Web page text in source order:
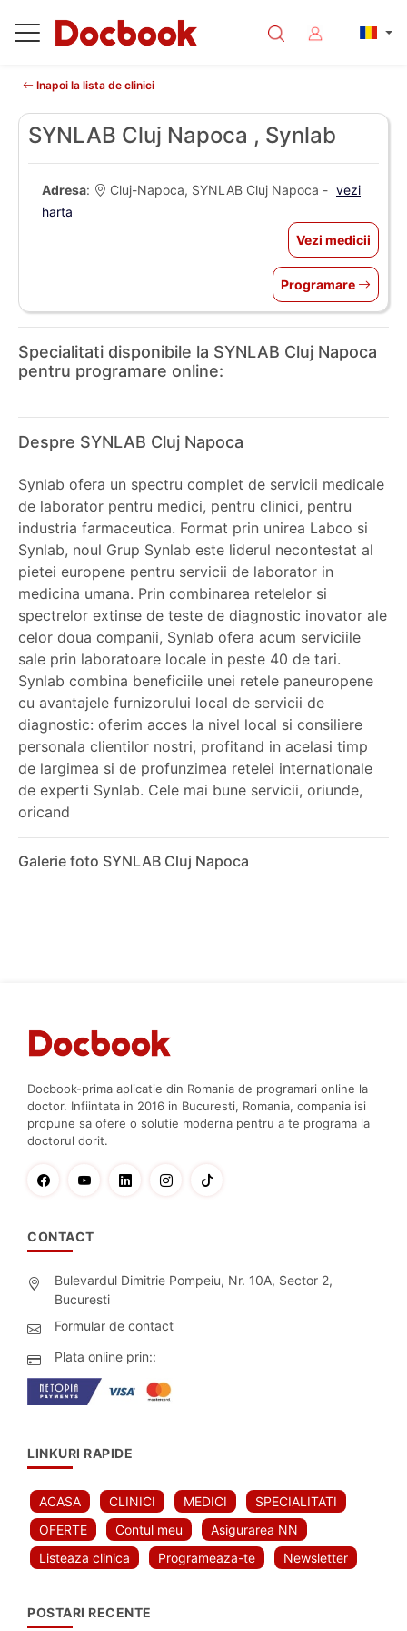
Inapoi la lista de clinici
SYNLAB Cluj Napoca , Synlab
Adresa: Cluj-Napoca, SYNLAB Cluj Napoca - vezi
harta
Vezi medicii
Programare
Specialitati disponibile la SYNLAB Cluj Napoca
pentru programare online:
Despre SYNLAB Cluj Napoca
Synlab ofera un spectru complet de servicii medicale
de laborator pentru medici, pentru clinici, pentru
industria farmaceutica. Format prin unirea Labco si
Synlab, noul Grup Synlab este liderul necontestat al
pietei europene pentru servicii de laborator in
medicina umana. Prin combinarea retelelor si
spectrelor extinse de teste de diagnostic inovator ale
celor doua companii, Synlab ofera acum serviciile
sale prin laboratoare locale in peste 40 de tari.
Synlab combina beneficiile unei retele paneuropene
cu avantajele furnizorului local de servicii de
diagnostic: oferim acces la nivel local si consiliere
personala clientilor nostri, profitand in acelasi timp
de largimea si de profunzimea retelei internationale
de experti Synlab. Cele mai bune servicii, oriunde,
oricand
Galerie foto SYNLAB Cluj Napoca
Docbook-prima aplicatie din Romania de programari online la
doctor. Infiintata in 2016 in Bucuresti, Romania, compania isi
propune sa ofere o solutie moderna pentru a te programa la
doctorul dorit.
CONTACT
Bulevardul Dimitrie Pompeiu, Nr. 10A, Sector 2,
Bucuresti
Formular de contact
Plata online prin::
LINKURI RAPIDE
ACASA CLINICI MEDICI
SPECIALITATI
OFERTE
Contul meu
Asigurarea NN
Listeaza clinica
Programeaza-te Newsletter
POSTARI RECENTE